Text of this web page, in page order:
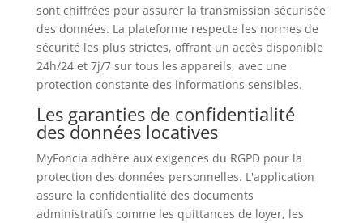
sont chiffrées pour assurer la transmission sécurisée
des données. La plateforme respecte les normes de
sécurité les plus strictes, offrant un accès disponible
24h/24 et 7j/7 sur tous les appareils, avec une
protection constante des informations sensibles.
Les garanties de confidentialité
des données locatives
MyFoncia adhère aux exigences du RGPD pour la
protection des données personnelles. L'application
assure la confidentialité des documents
administratifs comme les quittances de loyer, les